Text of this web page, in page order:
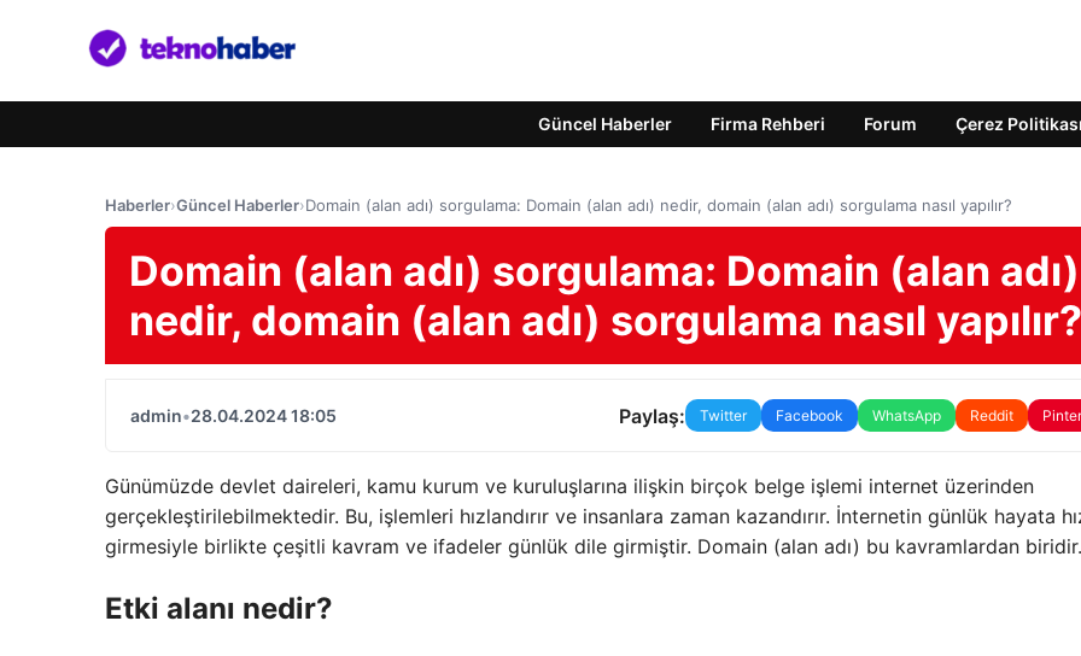
Güncel Haberler Firma Rehberi Forum Çerez Politikası
Haberler›Güncel Haberler›Domain (alan adı) sorgulama: Domain (alan adı) nedir, domain (alan adı) sorgulama nasıl yapılır?
Domain (alan adı) sorgulama: Domain (alan adı)
nedir, domain (alan adı) sorgulama nasıl yapılır?
admin•28.04.2024 18:05 Paylaş: Twitter Facebook WhatsApp Reddit
Günümüzde devlet daireleri, kamu kurum ve kuruluşlarına ilişkin birçok belge işlemi internet üzerinden
gerçekleştirilebilmektedir. Bu, işlemleri hızlandırır ve insanlara zaman kazandırır. İnternetin günlük hayata
girmesiyle birlikte çeşitli kavram ve ifadeler günlük dile girmiştir. Domain (alan adı) bu kavramlardan biridir.
Etki alanı nedir?